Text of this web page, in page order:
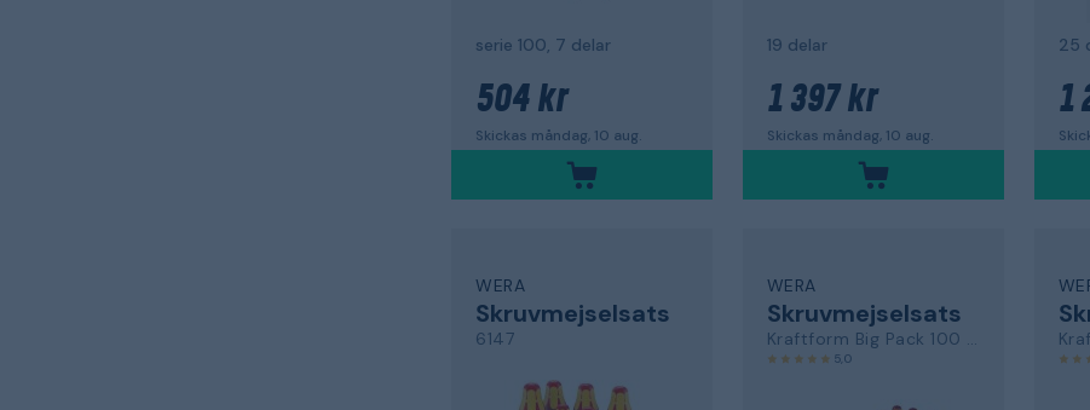
serie 100, 7 delar
504 kr
Skickas måndag, 10 aug.
19 delar
1 397 kr
Skickas måndag, 10 aug.
25
1
WERA
Skruvmejselsats
6147
WERA
Skruvmejselsats
Kraftform Big Pack 100 VDE
5,0